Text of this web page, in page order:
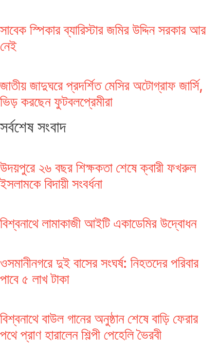
সাবেক স্পিকার ব্যারিস্টার জমির উদ্দিন সরকার আর
নেই
জাতীয় জাদুঘরে প্রদর্শিত মেসির অটোগ্রাফ জার্সি,
ভিড় করছেন ফুটবলপ্রেমীরা
সর্বশেষ সংবাদ
উদয়পুরে ২৬ বছর শিক্ষকতা শেষে ক্বারী ফখরুল
ইসলামকে বিদায়ী সংবর্ধনা
বিশ্বনাথে লামাকাজী আইটি একাডেমির উদ্বোধন
ওসমানীনগরে দুই বাসের সংঘর্ষ: নিহতদের পরিবার
পাবে ৫ লাখ টাকা
বিশ্বনাথে বাউল গানের অনুষ্ঠান শেষে বাড়ি ফেরার
পথে প্রাণ হারালেন শিল্পী পেহেলি ভৈরবী